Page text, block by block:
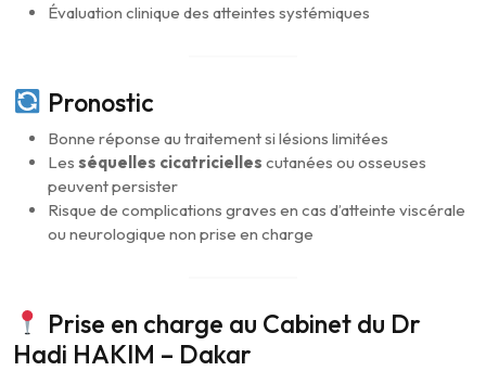
Évaluation clinique des atteintes systémiques
Pronostic
Bonne réponse au traitement si lésions limitées
Les séquelles cicatricielles cutanées ou osseuses
peuvent persister
Risque de complications graves en cas d’atteinte viscérale
ou neurologique non prise en charge
Prise en charge au Cabinet du Dr
Hadi HAKIM – Dakar